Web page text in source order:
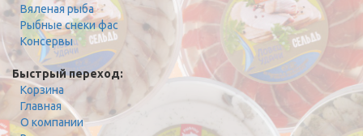
Вяленая рыба
Рыбные снеки фас
Консервы
Быстрый переход:
Корзина
Главная
О компании